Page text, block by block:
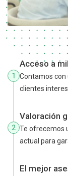
1
Acceso a
Contamos con
clientes
2
Valoración
Te ofrecemos
actual para
El mejor